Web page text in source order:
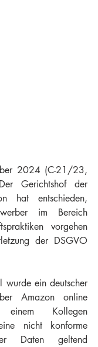
2024 (C-21/23,
Gerichtshof der
hat entschieden,
im Bereich
vorgehen
der DSGVO
wurde ein deutscher
Amazon online
Kollegen
nicht konforme
Daten geltend